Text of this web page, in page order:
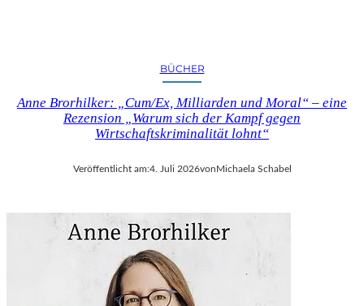
BÜCHER
Anne Brorhilker: „Cum/Ex, Milliarden und Moral“ – eine
Rezension „Warum sich der Kampf gegen
Wirtschaftskriminalität lohnt“
Veröffentlicht am:4. Juli 2026vonMichaela Schabel